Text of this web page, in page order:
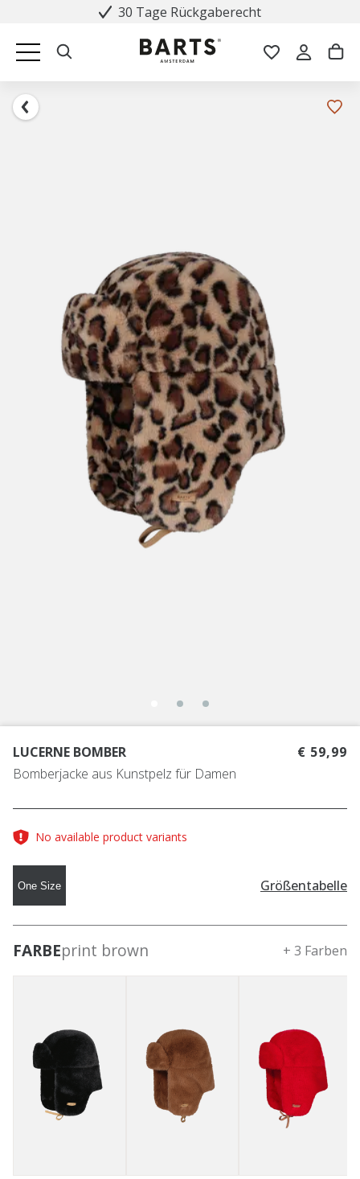
30 Tage Rückgaberecht
LUCERNE BOMBER
Bomberjacke aus Kunstpelz für Damen
€ 59,99
No available product variants
One Size Größentabelle
FARBEprint brown + 3 Farben